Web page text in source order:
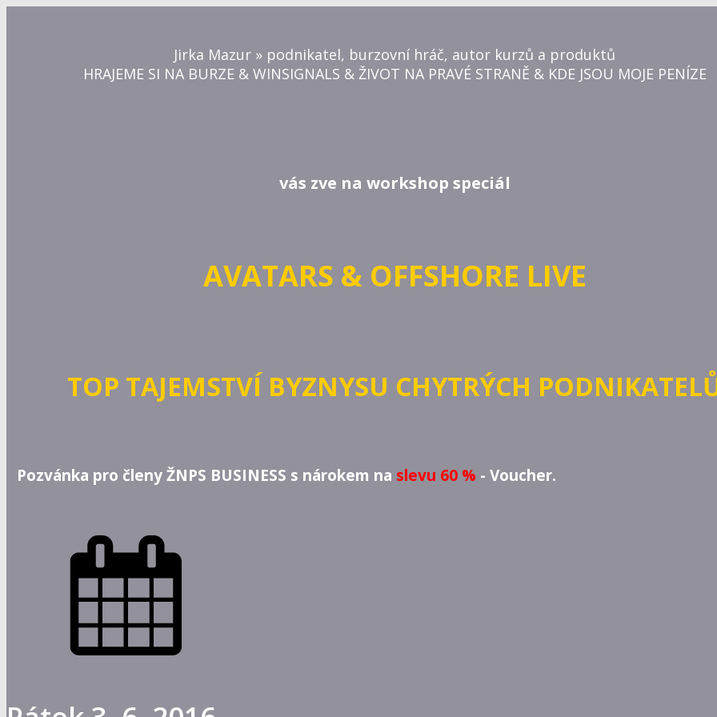
Jirka Mazur » podnikatel, burzovní hráč, autor kurzů a produktů
HRAJEME SI NA BURZE & WINSIGNALS & ŽIVOT NA PRAVÉ STRANĚ & KDE JSOU MOJE PENÍZE
vás zve na workshop speciál
AVATARS & OFFSHORE LIVE
TOP TAJEMSTVÍ BYZNYSU CHYTRÝCH
Pozvánka pro členy ŽNPS BUSINESS s nárokem na slevu 60 % - Voucher.